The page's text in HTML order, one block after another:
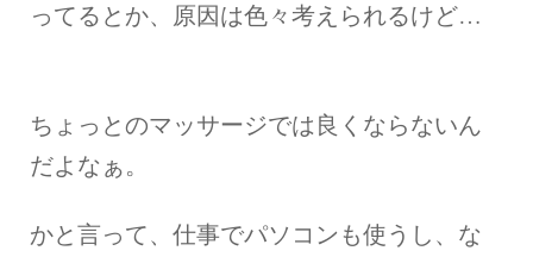
ってるとか、原因は色々考えられるけど…
ちょっとのマッサージでは良くならないん
だよなぁ。
かと言って、仕事でパソコンも使うし、な